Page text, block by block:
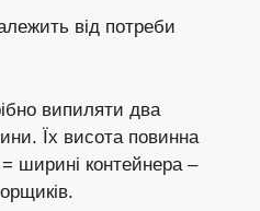
від потреби
випиляти два
Їх висота повинна
ширині контейнера –